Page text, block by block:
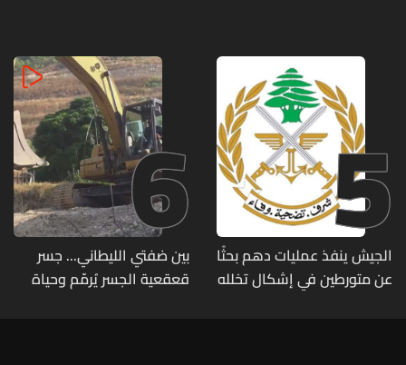
5
الجيش ينفذ عمليات دهم بحثًا
عن متورطين في إشكال تخلله
6
بين ضفتي الليطاني... جسر
قعقعية الجسر يُرمّم وحياة